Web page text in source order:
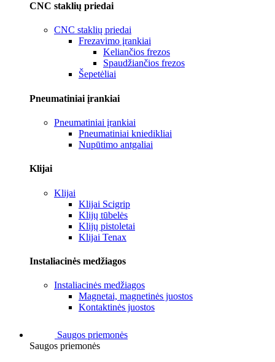
CNC staklių priedai
CNC staklių priedai
Frezavimo įrankiai
Keliančios frezos
Spaudžiančios frezos
Šepetėliai
Pneumatiniai įrankiai
Pneumatiniai įrankiai
Pneumatiniai kniedikliai
Nupūtimo antgaliai
Klijai
Klijai
Klijai Scigrip
Klijų tūbelės
Klijų pistoletai
Klijai Tenax
Instaliacinės medžiagos
Instaliacinės medžiagos
Magnetai, magnetinės juostos
Kontaktinės juostos
Saugos priemonės
Saugos priemonės